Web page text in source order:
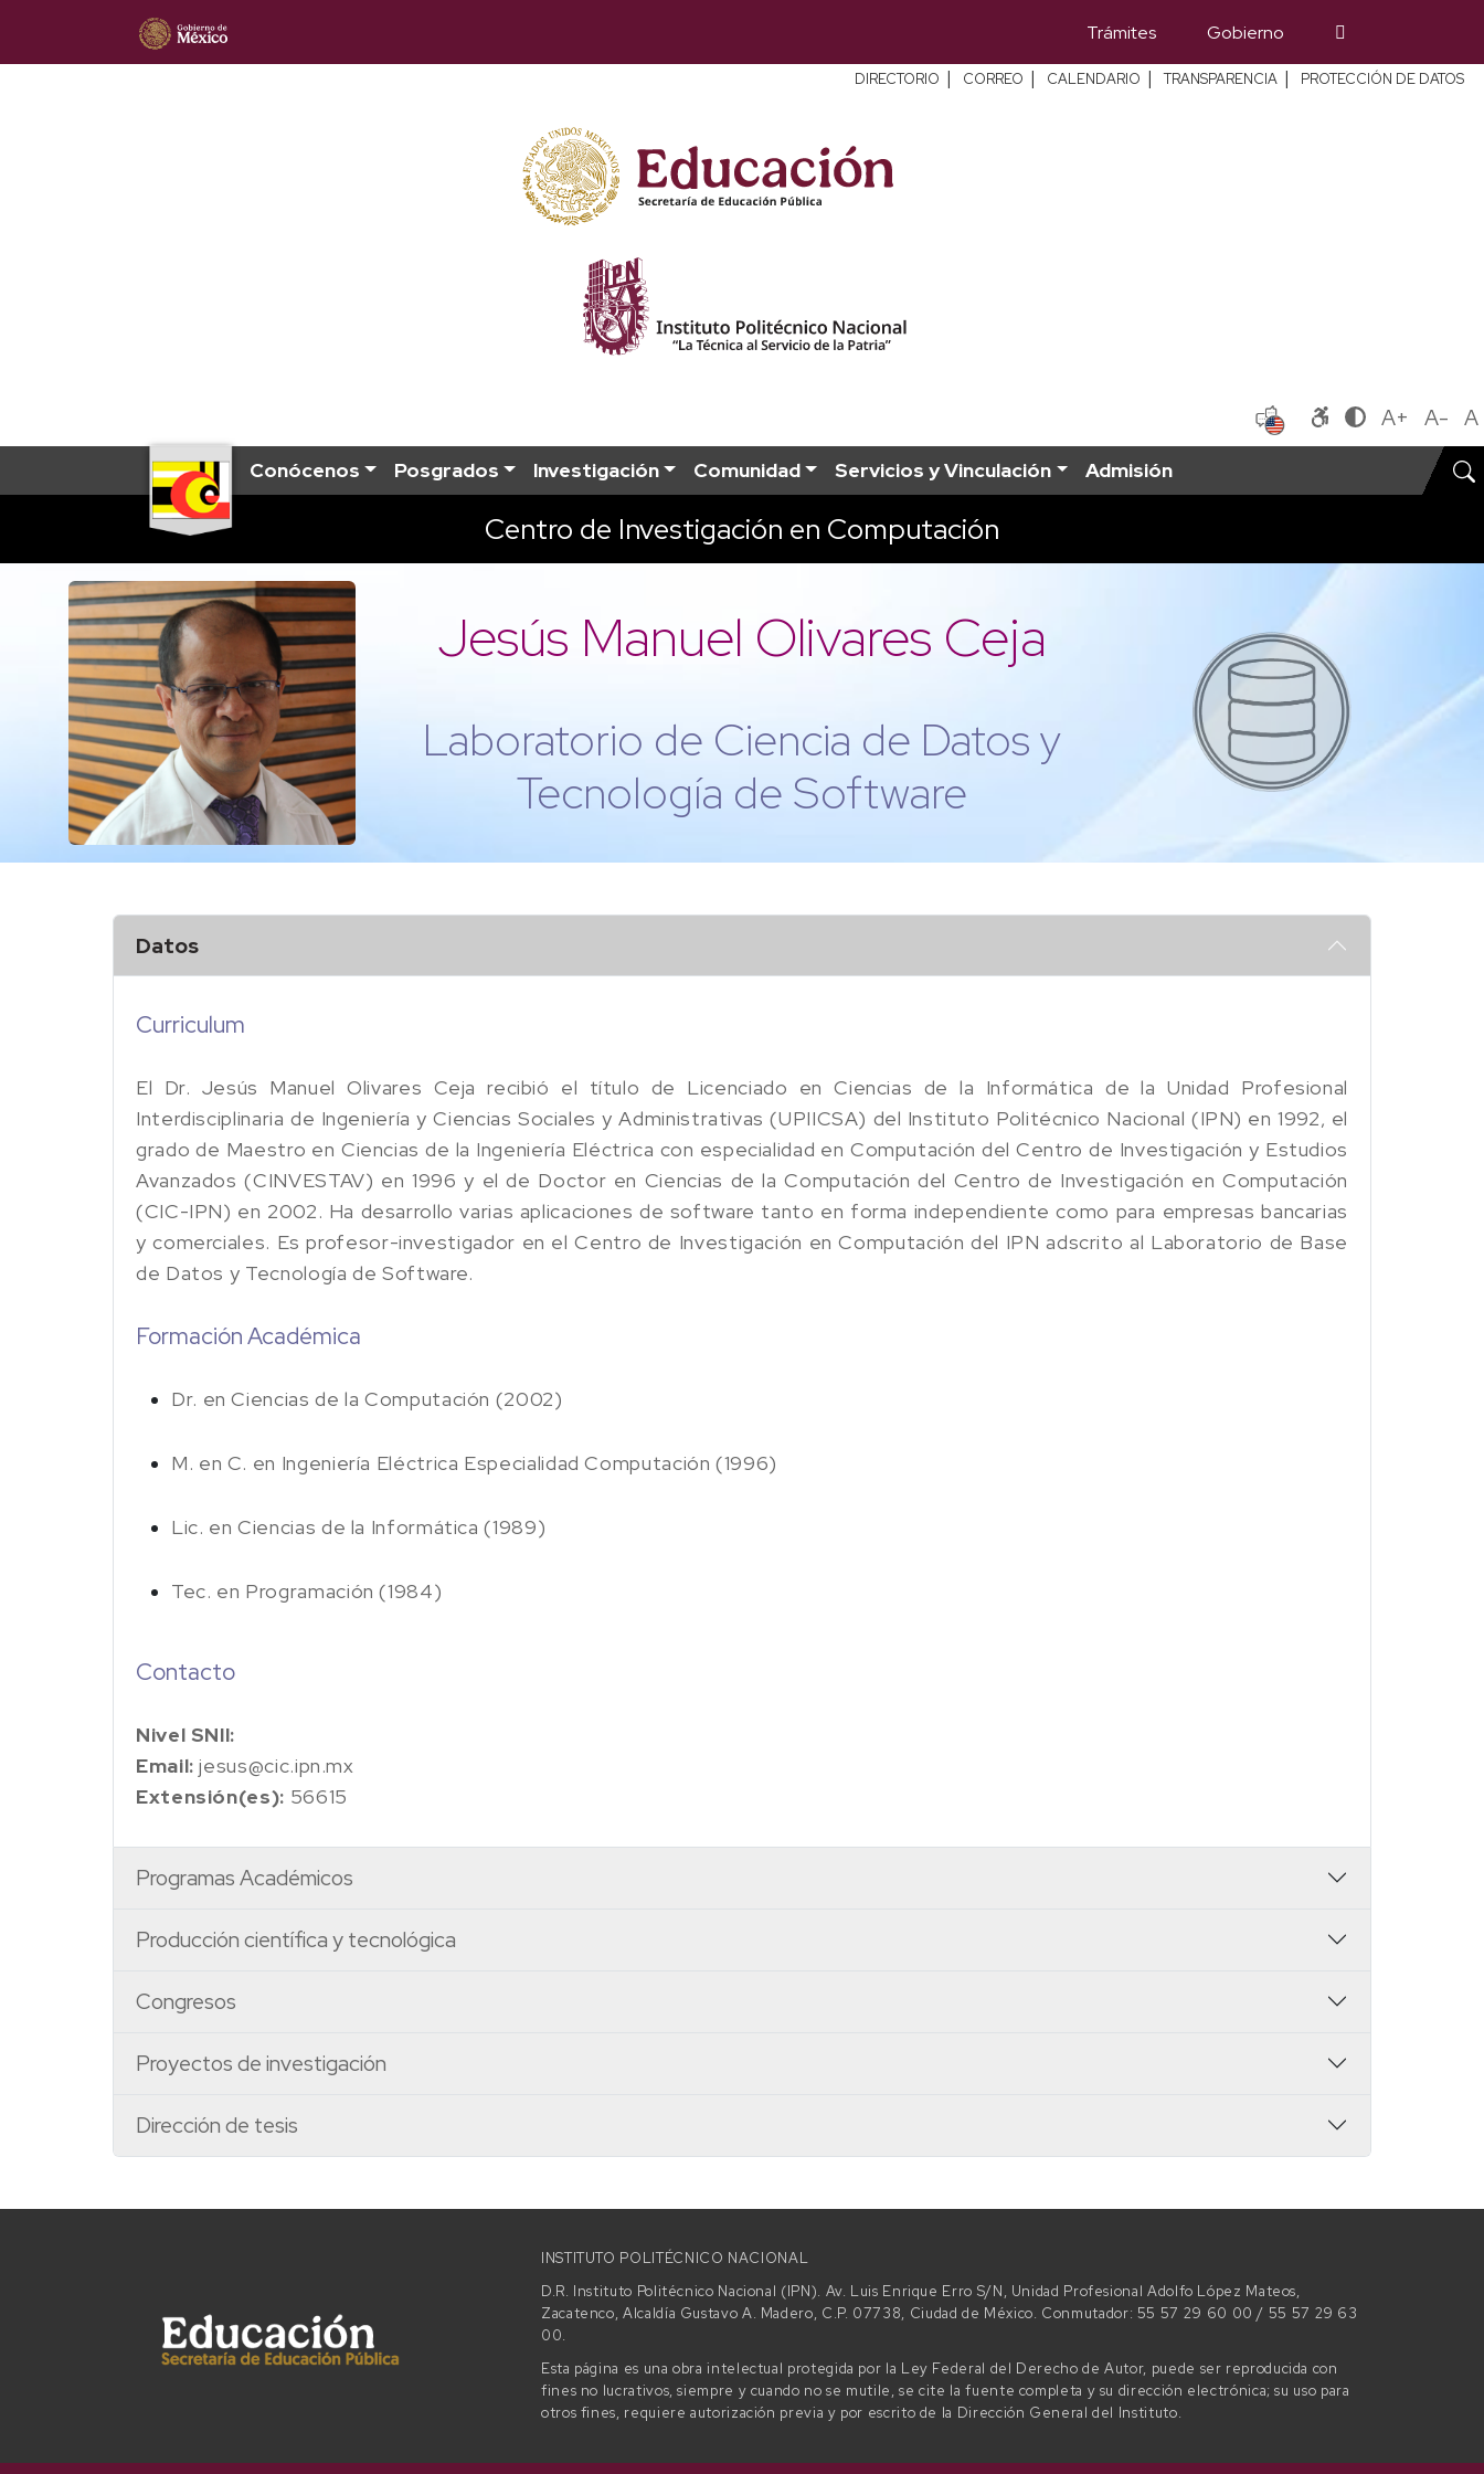
Trámites Gobierno
DIRECTORIO | CORREO | CALENDARIO | TRANSPARENCIA | PROTECCIÓN DE DATOS
A+ A- A
Conócenos Posgrados Investigación Comunidad Servicios y Vinculación Admisión
Centro de Investigación en Computación
Jesús Manuel Olivares Ceja
Laboratorio de Ciencia de Datos y
Tecnología de Software
Datos
Curriculum
El Dr. Jesús Manuel Olivares Ceja recibió el título de Licenciado en Ciencias de la Informática de la Unidad Profesional
Interdisciplinaria de Ingeniería y Ciencias Sociales y Administrativas (UPIICSA) del Instituto Politécnico Nacional (IPN) en 1992, el
grado de Maestro en Ciencias de la Ingeniería Eléctrica con especialidad en Computación del Centro de Investigación y Estudios
Avanzados (CINVESTAV) en 1996 y el de Doctor en Ciencias de la Computación del Centro de Investigación en Computación
(CIC-IPN) en 2002. Ha desarrollo varias aplicaciones de software tanto en forma independiente como para empresas bancarias
y comerciales. Es profesor-investigador en el Centro de Investigación en Computación del IPN adscrito al Laboratorio de Base
de Datos y Tecnología de Software.
Formación Académica
Dr. en Ciencias de la Computación (2002)
M. en C. en Ingeniería Eléctrica Especialidad Computación (1996)
Lic. en Ciencias de la Informática (1989)
Tec. en Programación (1984)
Contacto
Nivel SNII:
Email: jesus@cic.ipn.mx
Extensión(es): 56615
Programas Académicos
Producción científica y tecnológica
Congresos
Proyectos de investigación
Dirección de tesis
INSTITUTO POLITÉCNICO NACIONAL
D.R. Instituto Politécnico Nacional (IPN). Av. Luis Enrique Erro S/N, Unidad Profesional Adolfo López Mateos,
Zacatenco, Alcaldía Gustavo A. Madero, C.P. 07738, Ciudad de México. Conmutador: 55 57 29 60 00 / 55 57 29 63
00.
Esta página es una obra intelectual protegida por la Ley Federal del Derecho de Autor, puede ser reproducida con
fines no lucrativos, siempre y cuando no se mutile, se cite la fuente completa y su dirección electrónica; su uso para
otros fines, requiere autorización previa y por escrito de la Dirección General del Instituto.